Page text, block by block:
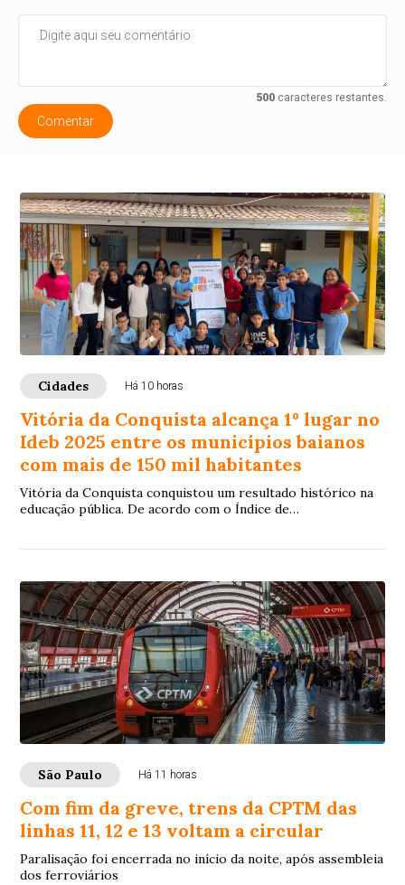
500caracteres restantes.
Comentar
Cidades Há 10 horas
Vitória da Conquista alcança 1º lugar no
Ideb 2025 entre os municípios baianos
com mais de 150 mil habitantes
Vitória da Conquista conquistou um resultado histórico na
educação pública. De acordo com o Índice de
São Paulo Há 11 horas
Com fim da greve, trens da CPTM das
linhas 11, 12 e 13 voltam a circular
Paralisação foi encerrada no início da noite, após assembleia
dos ferroviários